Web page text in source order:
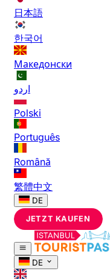
日本語
한국어
Македонски
اردو
Polski
Português
Română
繁體中文
DE
JETZT KAUFEN
DE